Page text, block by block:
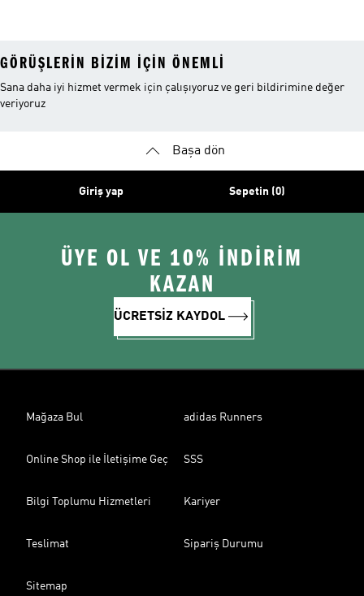
GÖRÜŞLERIN BIZIM IÇIN ÖNEMLI
Sana daha iyi hizmet vermek için çalışıyoruz ve geri bildirimine değer
veriyoruz
Başa dön
Giriş yap Sepetin (0)
ÜYE OL VE 10% İNDİRİM
KAZAN
ÜCRETSİZ KAYDOL
Mağaza Bul adidas Runners
Online Shop ile İletişime Geç SSS
Bilgi Toplumu Hizmetleri Kariyer
Teslimat Sipariş Durumu
Sitemap